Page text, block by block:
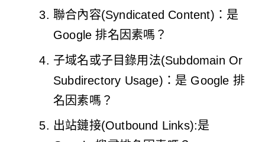
聯合內容(Syndicated Content)：是
Google 排名因素嗎？
子域名或子目錄用法(Subdomain Or
Subdirectory Usage)：是 Google 排
名因素嗎？
出站鏈接(Outbound Links):是